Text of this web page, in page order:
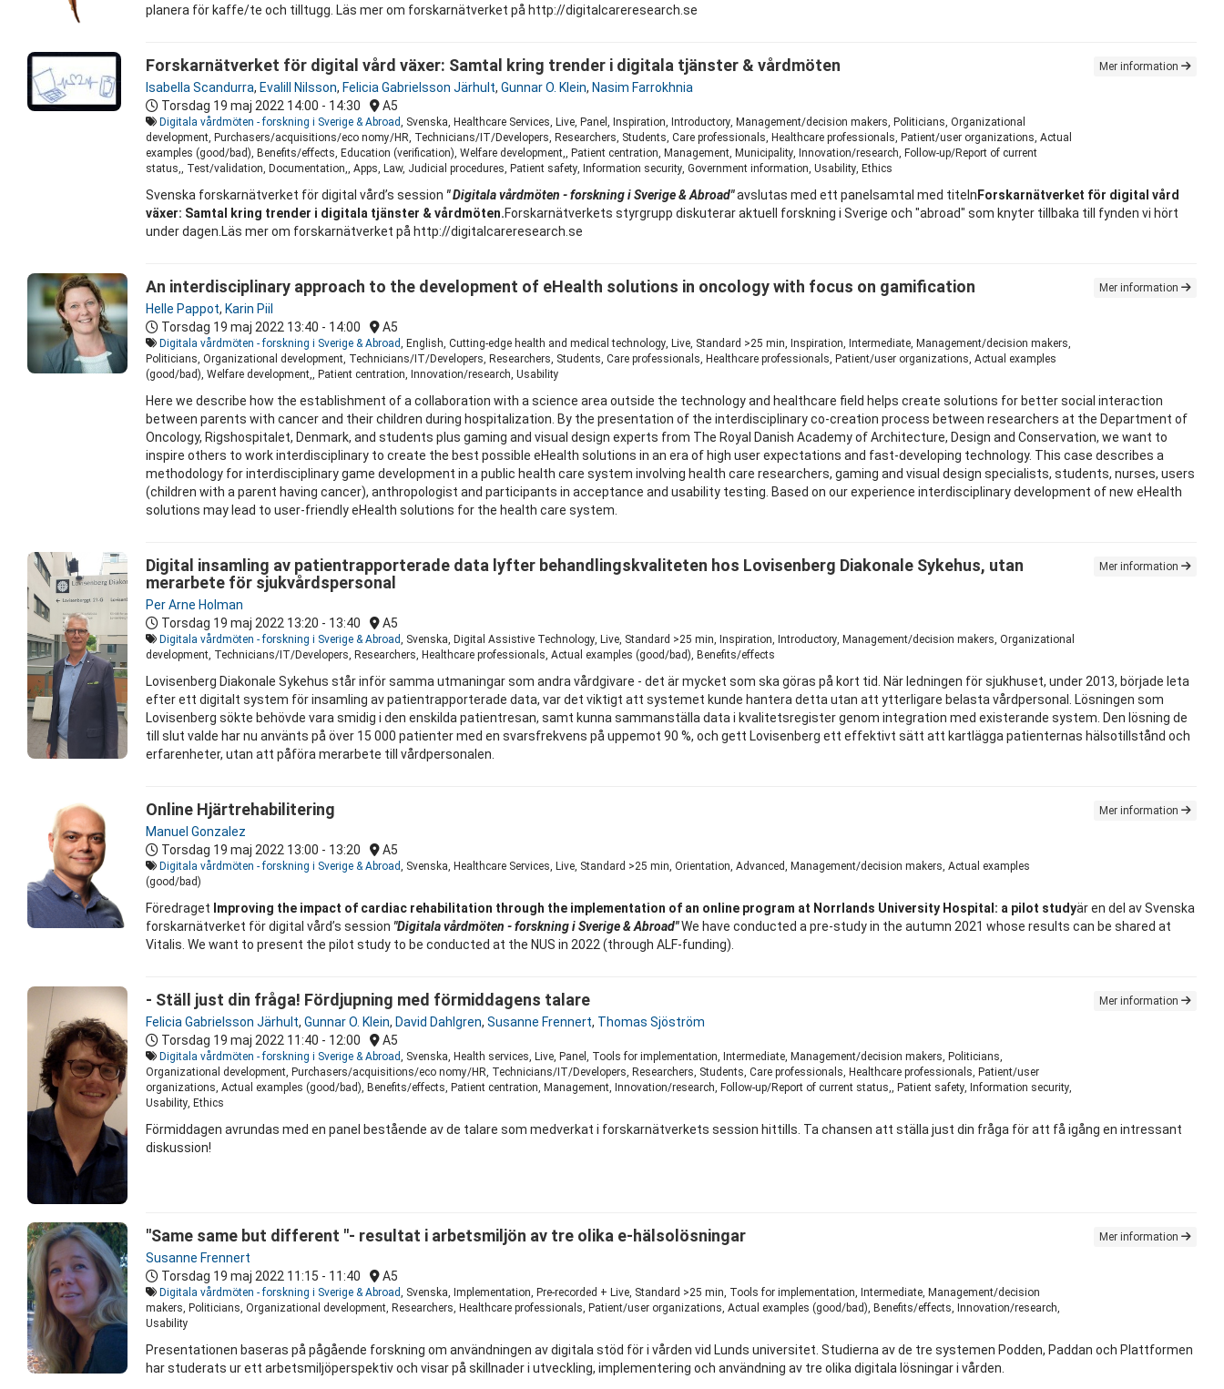
planera för kaffe/te och tilltugg. Läs mer om forskarnätverket på http://digitalcareresearch.se
Forskarnätverket för digital vård växer: Samtal kring trender i digitala tjänster & vårdmöten
Isabella Scandurra, Evalill Nilsson, Felicia Gabrielsson Järhult, Gunnar O. Klein, Nasim Farrokhnia
Torsdag 19 maj 2022 14:00 - 14:30 A5
Digitala vårdmöten - forskning i Sverige & Abroad, Svenska, Healthcare Services, Live, Panel, Inspiration, Introductory, Management/decision makers, Politicians, Organizational
development, Purchasers/acquisitions/eco nomy/HR, Technicians/IT/Developers, Researchers, Students, Care professionals, Healthcare professionals, Patient/user organizations, Actual
examples (good/bad), Benefits/effects, Education (verification), Welfare development,, Patient centration, Management, Municipality, Innovation/research, Follow-up/Report of current
status,, Test/validation, Documentation,, Apps, Law, Judicial procedures, Patient safety, Information security, Government information, Usability, Ethics
Mer information
Svenska forskarnätverket för digital vård’s session " Digitala vårdmöten - forskning i Sverige & Abroad"avslutas med ett panelsamtal med titeln Forskarnätverket för digital vård
växer: Samtal kring trender i digitala tjänster & vårdmöten.Forskarnätverkets styrgrupp diskuterar aktuell forskning i Sverige och "abroad" som knyter tillbaka till fynden vi hört
under dagen.Läs mer om forskarnätverket på http://digitalcareresearch.se
An interdisciplinary approach to the development of eHealth solutions in oncology with focus on gamification
Helle Pappot, Karin Piil
Torsdag 19 maj 2022 13:40 - 14:00 A5
Digitala vårdmöten - forskning i Sverige & Abroad, English, Cutting-edge health and medical technology, Live, Standard >25 min, Inspiration, Intermediate, Management/decision makers,
Politicians, Organizational development, Technicians/IT/Developers, Researchers, Students, Care professionals, Healthcare professionals, Patient/user organizations, Actual examples
(good/bad), Welfare development,, Patient centration, Innovation/research, Usability
Mer information
Here we describe how the establishment of a collaboration with a science area outside the technology and healthcare field helps create solutions for better social interaction
between parents with cancer and their children during hospitalization. By the presentation of the interdisciplinary co-creation process between researchers at the Department of
Oncology, Rigshospitalet, Denmark, and students plus gaming and visual design experts from The Royal Danish Academy of Architecture, Design and Conservation, we want to
inspire others to work interdisciplinary to create the best possible eHealth solutions in an era of high user expectations and fast-developing technology. This case describes a
methodology for interdisciplinary game development in a public health care system involving health care researchers, gaming and visual design specialists, students, nurses, users
(children with a parent having cancer), anthropologist and participants in acceptance and usability testing. Based on our experience interdisciplinary development of new eHealth
solutions may lead to user-friendly eHealth solutions for the health care system.
Digital insamling av patientrapporterade data lyfter behandlingskvaliteten hos Lovisenberg Diakonale Sykehus, utan
merarbete för sjukvårdspersonal
Per Arne Holman
Torsdag 19 maj 2022 13:20 - 13:40 A5
Digitala vårdmöten - forskning i Sverige & Abroad, Svenska, Digital Assistive Technology, Live, Standard >25 min, Inspiration, Introductory, Management/decision makers, Organizational
development, Technicians/IT/Developers, Researchers, Healthcare professionals, Actual examples (good/bad), Benefits/effects
Mer information
Lovisenberg Diakonale Sykehus står inför samma utmaningar som andra vårdgivare - det är mycket som ska göras på kort tid. När ledningen för sjukhuset, under 2013, började leta
efter ett digitalt system för insamling av patientrapporterade data, var det viktigt att systemet kunde hantera detta utan att ytterligare belasta vårdpersonal. Lösningen som
Lovisenberg sökte behövde vara smidig i den enskilda patientresan, samt kunna sammanställa data i kvalitetsregister genom integration med existerande system. Den lösning de
till slut valde har nu använts på över 15 000 patienter med en svarsfrekvens på uppemot 90 %, och gett Lovisenberg ett effektivt sätt att kartlägga patienternas hälsotillstånd och
erfarenheter, utan att påföra merarbete till vårdpersonalen.
Online Hjärtrehabilitering
Manuel Gonzalez
Torsdag 19 maj 2022 13:00 - 13:20 A5
Digitala vårdmöten - forskning i Sverige & Abroad, Svenska, Healthcare Services, Live, Standard >25 min, Orientation, Advanced, Management/decision makers, Actual examples
(good/bad)
Mer information
Föredraget Improving the impact of cardiac rehabilitation through the implementation of an online program at Norrlands University Hospital: a pilot studyär en del av Svenska
forskarnätverket för digital vård’s session "Digitala vårdmöten - forskning i Sverige & Abroad"We have conducted a pre-study in the autumn 2021 whose results can be shared at
Vitalis. We want to present the pilot study to be conducted at the NUS in 2022 (through ALF-funding).
- Ställ just din fråga! Fördjupning med förmiddagens talare
Felicia Gabrielsson Järhult, Gunnar O. Klein, David Dahlgren, Susanne Frennert, Thomas Sjöström
Torsdag 19 maj 2022 11:40 - 12:00 A5
Digitala vårdmöten - forskning i Sverige & Abroad, Svenska, Health services, Live, Panel, Tools for implementation, Intermediate, Management/decision makers, Politicians,
Organizational development, Purchasers/acquisitions/eco nomy/HR, Technicians/IT/Developers, Researchers, Students, Care professionals, Healthcare professionals, Patient/user
organizations, Actual examples (good/bad), Benefits/effects, Patient centration, Management, Innovation/research, Follow-up/Report of current status,, Patient safety, Information security,
Usability, Ethics
Mer information
Förmiddagen avrundas med en panel bestående av de talare som medverkat i forskarnätverkets session hittills. Ta chansen att ställa just din fråga för att få igång en intressant
diskussion!
"Same same but different "- resultat i arbetsmiljön av tre olika e-hälsolösningar
Susanne Frennert
Torsdag 19 maj 2022 11:15 - 11:40 A5
Digitala vårdmöten - forskning i Sverige & Abroad, Svenska, Implementation, Pre-recorded + Live, Standard >25 min, Tools for implementation, Intermediate, Management/decision
makers, Politicians, Organizational development, Researchers, Healthcare professionals, Patient/user organizations, Actual examples (good/bad), Benefits/effects, Innovation/research,
Usability
Mer information
Presentationen baseras på pågående forskning om användningen av digitala stöd för i vården vid Lunds universitet. Studierna av de tre systemen Podden, Paddan och Plattformen
har studerats ur ett arbetsmiljöperspektiv och visar på skillnader i utveckling, implementering och användning av tre olika digitala lösningar i vården.